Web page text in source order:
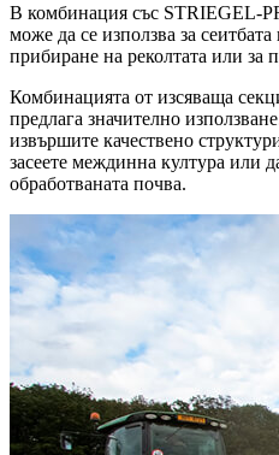
В комбинация със STRIEGEL-
може да се използва за
прибиране на реколтата или за
Комбинацията от изсяваща
предлага значително
извършите качествено
засеете междинна култура или
обработваната почва.